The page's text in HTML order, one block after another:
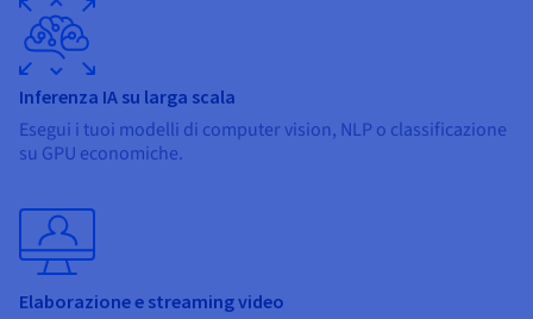
Inferenza IA su larga scala
Esegui i tuoi modelli di computer vision, NLP o classificazione
su GPU economiche.
Elaborazione e streaming video